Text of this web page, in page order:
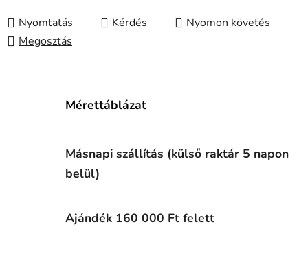
Nyomtatás Kérdés
Nyomon követés
Megosztás
Mérettáblázat
Másnapi szállítás (külső raktár 5 napon
belül)
Ajándék 160 000 Ft felett